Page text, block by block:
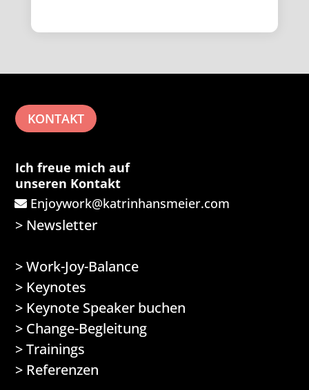
KONTAKT
Ich freue mich auf
unseren Kontakt
Enjoywork@katrinhansmeier.com
> Newsletter
>Work-Joy-Balance
> Keynotes
> Keynote Speaker buchen
> Change-Begleitung
>Trainings
> Referenzen